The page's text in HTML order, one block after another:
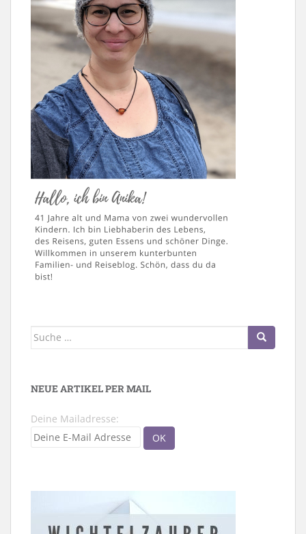
Suche
NEUE ARTIKEL PER MAIL
Deine Mailadresse: